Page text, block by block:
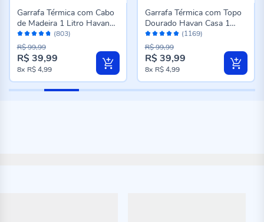
Avaliação:
94%
(803)
Garrafa Térmica com Cabo
de Madeira 1 Litro Havan
Casa - Preto
Preço
especial
R$ 39,99
R$ 99,99
8x R$ 4,99
Avaliação:
98%
(1169)
Garrafa Térmica com Topo
Dourado Havan Casa 1
Litro - Preto
Preço
especial
R$ 39,99
R$ 99,99
8x R$ 4,99